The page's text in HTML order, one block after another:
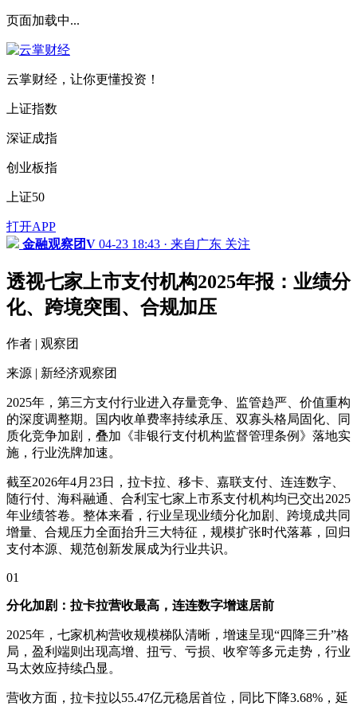
页面加载中...
云掌财经，让你更懂投资！
上证指数
深证成指
创业板指
上证50
打开APP
金融观察团V 04-23 18:43 · 来自广东 关注
透视七家上市支付机构2025年报：业绩分
化、跨境突围、合规加压
作者 | 观察团
来源 | 新经济观察团
2025年，第三方支付行业进入存量竞争、监管趋严、价值重构
的深度调整期。国内收单费率持续承压、双寡头格局固化、同
质化竞争加剧，叠加《非银行支付机构监督管理条例》落地实
施，行业洗牌加速。
截至2026年4月23日，拉卡拉、移卡、嘉联支付、连连数字、
随行付、海科融通、合利宝七家上市系支付机构均已交出2025
年业绩答卷。整体来看，行业呈现业绩分化加剧、跨境成共同
增量、合规压力全面抬升三大特征，规模扩张时代落幕，回归
支付本源、规范创新发展成为行业共识。
01
分化加剧：拉卡拉营收最高，连连数字增速居前
2025年，七家机构营收规模梯队清晰，增速呈现“四降三升”格
局，盈利端则出现高增、扭亏、亏损、收窄等多元走势，行业
马太效应持续凸显。
营收方面，拉卡拉以55.47亿元稳居首位，同比下降3.68%，延